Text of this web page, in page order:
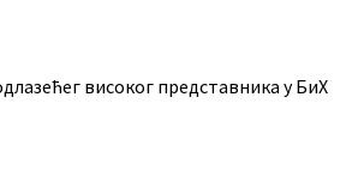
високог представника у БиХ